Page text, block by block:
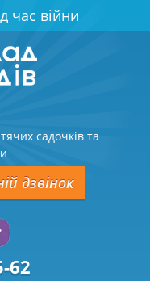
час війни
садочків та
дзвінок
62